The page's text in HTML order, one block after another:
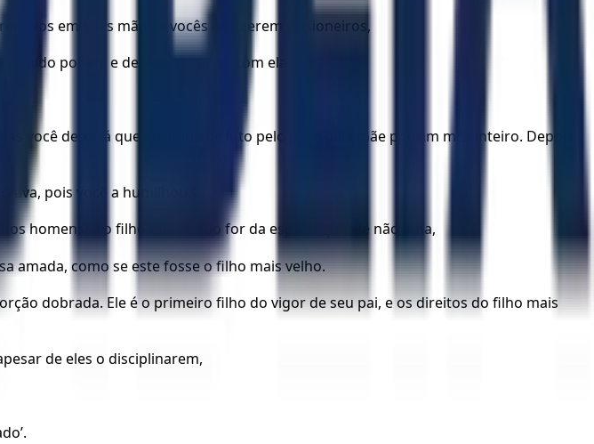
los em suas mãos e vocês os fizerem prisioneiros,
por ela e desejar casar-se com ela.
você deixará que ela fique de luto pelo pai e pela mãe por um mês inteiro. Depois
pois você a humilhou.”
homens, e o filho mais velho for da esposa que ele não ama,
amada, como se este fosse o filho mais velho.
dobrada. Ele é o primeiro filho do vigor de seu pai, e os direitos do filho mais
de eles o disciplinarem,